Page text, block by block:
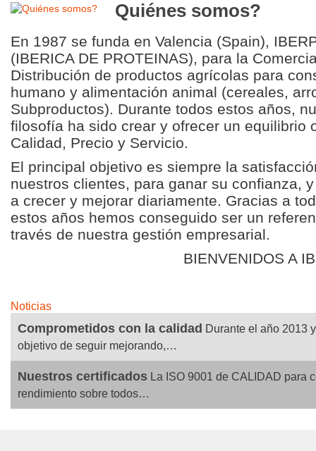
Quiénes somos?
En 1987 se funda en Valencia (Spain),
(IBERICA DE PROTEINAS), para la
Distribución de productos agrícolas para
humano y alimentación animal (cereales,
Subproductos). Durante todos estos años,
filosofía ha sido crear y ofrecer un equilibrio
Calidad, Precio y Servicio.
El principal objetivo es siempre la
nuestros clientes, para ganar su confianza,
a crecer y mejorar diariamente. Gracias a
estos años hemos conseguido ser un
través de nuestra gestión empresarial.
BIENVENIDOS A
Noticias
Comprometidos con la calidad Durante el año 2013
objetivo de seguir mejorando,…
Nuestros certificados La ISO 9001 de CALIDAD para
rendimiento sobre todos…